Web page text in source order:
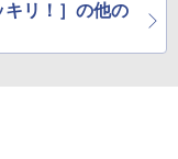
キリ！］の他の